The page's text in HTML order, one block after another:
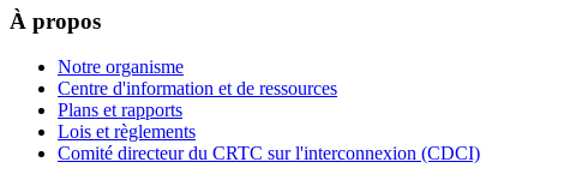
À propos
Notre organisme
Centre d'information et de ressources
Plans et rapports
Lois et règlements
Comité directeur du CRTC sur l'interconnexion (CDCI)